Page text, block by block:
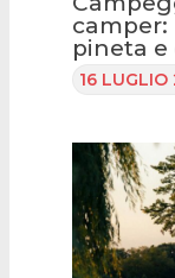
camper:
pineta e
16